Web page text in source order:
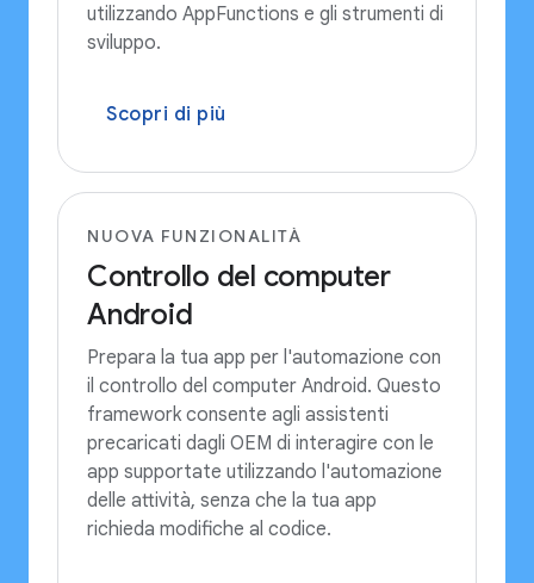
utilizzando AppFunctions e gli strumenti di
sviluppo.
Scopri di più
NUOVA FUNZIONALITÀ
Controllo del computer
Android
Prepara la tua app per l'automazione con
il controllo del computer Android. Questo
framework consente agli assistenti
precaricati dagli OEM di interagire con le
app supportate utilizzando l'automazione
delle attività, senza che la tua app
richieda modifiche al codice.